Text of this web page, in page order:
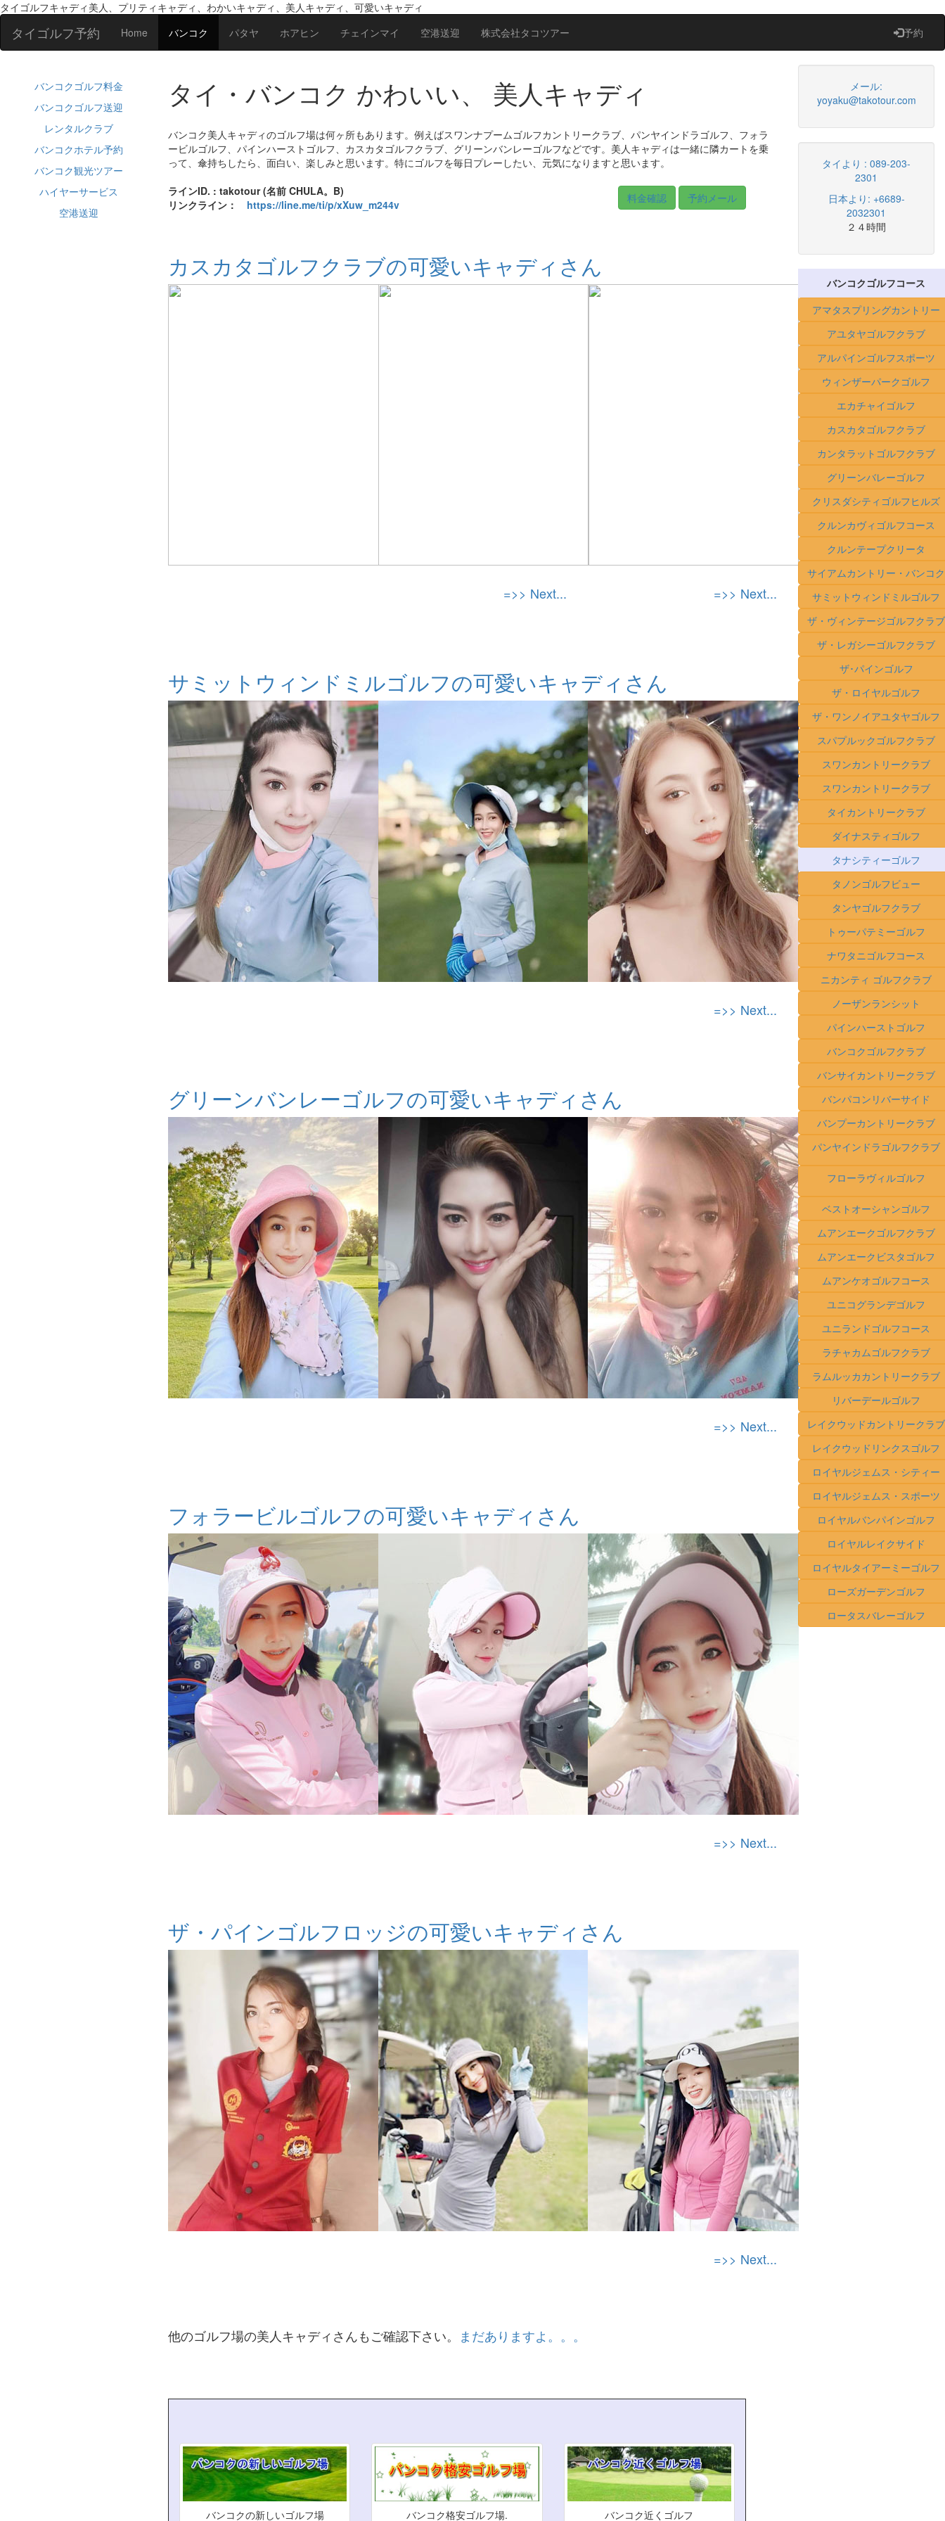
タイゴルフキャディ美人、プリティキャディ、わかいキャディ、美人キャディ、可愛いキャディ
タイゴルフ予約 Home バンコク パタヤ ホアヒン チェインマイ 空港送迎 株式会社タコツアー 予約
バンコクゴルフ料金
バンコクゴルフ送迎
レンタルクラブ
バンコクホテル予約
バンコク観光ツアー
ハイヤーサービス
空港送迎
タイ・バンコク かわいい、 美人キャディ
バンコク美人キャディのゴルフ場は何ヶ所もあります。例えばスワンナプームゴルフカントリークラブ、パンヤインドラゴルフ、フォラ
ービルゴルフ、パインハーストゴルフ、カスカタゴルフクラブ、グリーンバンレーゴルフなどです。美人キャディは一緒に隣カートを乗
って、傘持ちしたら、面白い、楽しみと思います。特にゴルフを毎日プレーしたい、元気になりますと思います。
ラインID. : takotour (名前 CHULA。B)
リンクライン： https://line.me/ti/p/xXuw_m244v 料金確認 予約メール
カスカタゴルフクラブの可愛いキャディさん
=>> Next... =>> Next...
サミットウィンドミルゴルフの可愛いキャディさん
=>> Next...
グリーンバンレーゴルフの可愛いキャディさん
=>> Next...
フォラービルゴルフの可愛いキャディさん
=>> Next...
ザ・パインゴルフロッジの可愛いキャディさん
=>> Next...
他のゴルフ場の美人キャディさんもご確認下さい。 まだありますよ。。。
バンコクの新しいゴルフ場 バンコク格安ゴルフ場. バンコク近くゴルフ
メール:
yoyaku@takotour.com
タイより : 089-203-
2301
日本より: +6689-
2032301
２４時間
バンコクゴルフコース
アマタスプリングカントリー
アユタヤゴルフクラブ
アルパインゴルフスポーツ
ウィンザーパークゴルフ
エカチャイゴルフ
カスカタゴルフクラブ
カンタラットゴルフクラブ
グリーンバレーゴルフ
クリスダシティゴルフヒルズ
クルンカヴィゴルフコース
クルンテープクリータ
サイアムカントリー・バンコク
サミットウィンドミルゴルフ
ザ・ヴィンテージゴルフクラブ
ザ・レガシーゴルフクラブ
ザ･パインゴルフ
ザ・ロイヤルゴルフ
ザ・ワンノイアユタヤゴルフ
スパプルックゴルフクラブ
スワンカントリークラブ
スワンカントリークラブ
タイカントリークラブ
ダイナスティゴルフ
タナシティーゴルフ
タノンゴルフビュー
タンヤゴルフクラブ
トゥーパテミーゴルフ
ナワタニゴルフコース
ニカンティ ゴルフクラブ
ノーザンランシット
パインハーストゴルフ
バンコクゴルフクラブ
バンサイカントリークラブ
バンパコンリバーサイド
バンプーカントリークラブ
パンヤインドラゴルフクラブ
フローラヴィルゴルフ
ベストオーシャンゴルフ
ムアンエークゴルフクラブ
ムアンエークビスタゴルフ
ムアンケオゴルフコース
ユニコグランデゴルフ
ユニランドゴルフコース
ラチャカムゴルフクラブ
ラムルッカカントリークラブ
リバーデールゴルフ
レイクウッドカントリークラブ
レイクウッドリンクスゴルフ
ロイヤルジェムス・シティー
ロイヤルジェムス・スポーツ
ロイヤルバンパインゴルフ
ロイヤルレイクサイド
ロイヤルタイアーミーゴルフ
ローズガーデンゴルフ
ロータスバレーゴルフ